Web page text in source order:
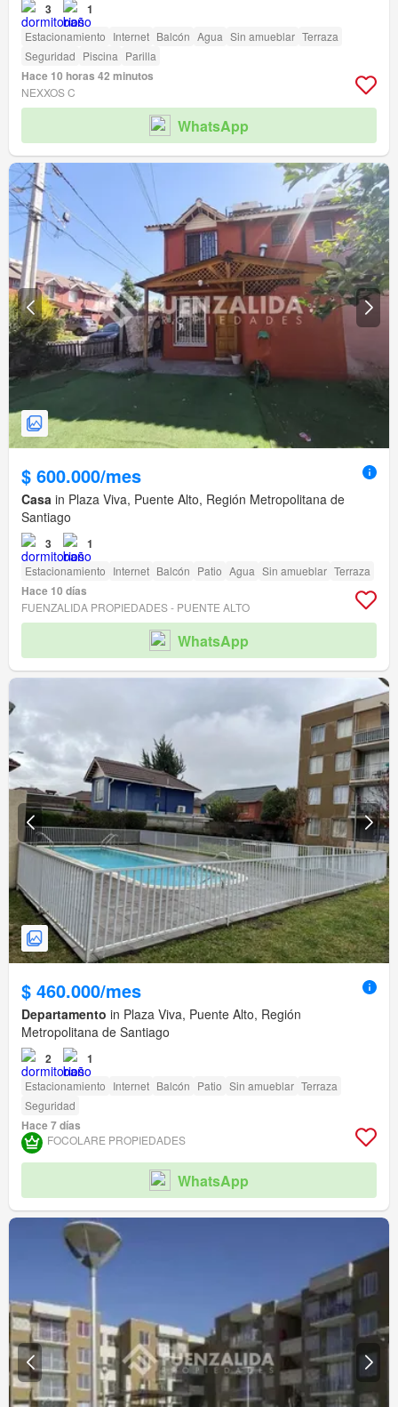
3 1
Estacionamiento Internet Balcón Agua Sin amueblar Terraza
Seguridad Piscina Parilla
Hace 10 horas 42 minutos
NEXXOS C
WhatsApp
$ 600.000/mes
Casa in Plaza Viva, Puente Alto, Región Metropolitana de
Santiago
3 1
Estacionamiento Internet Balcón Patio Agua Sin amueblar Terraza
Hace 10 días
FUENZALIDA PROPIEDADES - PUENTE ALTO
WhatsApp
$ 460.000/mes
Departamento in Plaza Viva, Puente Alto, Región
Metropolitana de Santiago
2 1
Estacionamiento Internet Balcón Patio Sin amueblar Terraza
Seguridad
Hace 7 días
FOCOLARE PROPIEDADES
WhatsApp